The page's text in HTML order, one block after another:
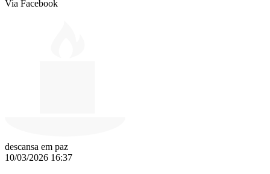
Via Facebook
descansa em paz
10/03/2026 16:37